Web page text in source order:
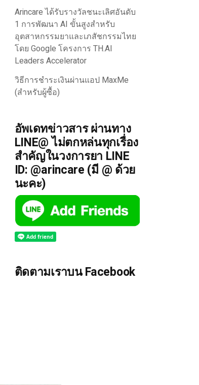
Arincare ได้รับรางวัลชนะเลิศอันดับ
1 การพัฒนา AI ขั้นสูงสำหรับ
อุตสาหกรรมยาและเภสัชกรรมไทย
โดย Google โครงการ TH.AI
Leaders Accelerator
วิธีการชำระเงินผ่านแอป MaxMe
(สำหรับผู้ซื้อ)
อัพเดทข่าวสาร ผ่านทาง
LINE@ ไม่ตกหล่นทุกเรื่อง
สำคัญในวงการยา LINE
ID: @arincare (มี @ ด้วย
นะคะ)
ติดตามเราบน Facebook